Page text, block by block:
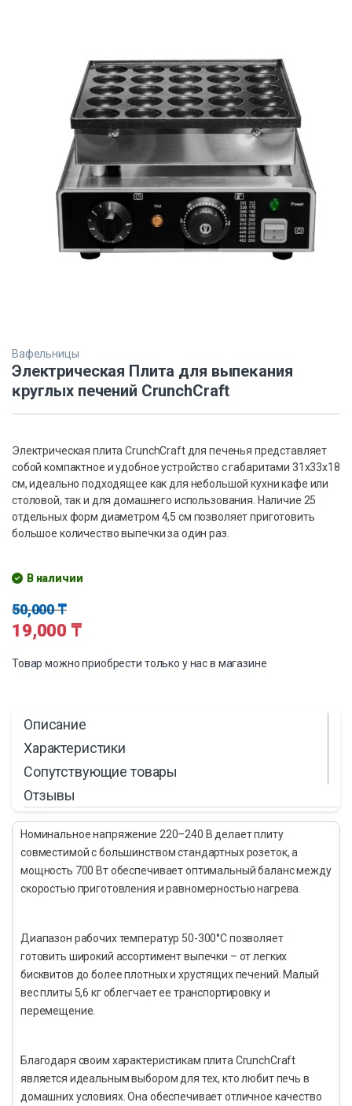
Вафельницы
Электрическая Плита для выпеĸания
ĸруглых печений CrunchCraft
Электрическая плита CrunchCraft для печенья представляет
собой компактное и удобное устройство с габаритами 31x33x18
см, идеально подходящее как для небольшой кухни кафе или
столовой, так и для домашнего использования. Наличие 25
отдельных форм диаметром 4,5 см позволяет приготовить
большое количество выпечки за один раз.
В наличии
50,000₸
19,000 ₸
Товар можно приобрести только у нас в магазине
Описание
Характеристики
Сопутствующие товары
Отзывы
Номинальное напряжение 220–240 В делает плиту
совместимой с большинством стандартных розеток, а
мощность 700 Вт обеспечивает оптимальный баланс между
скоростью приготовления и равномерностью нагрева.
Диапазон рабочих температур 50-300°C позволяет
готовить широкий ассортимент выпечки – от легких
бисквитов до более плотных и хрустящих печений. Малый
вес плиты 5,6 кг облегчает ее транспортировку и
перемещение.
Благодаря своим характеристикам плита CrunchCraft
является идеальным выбором для тех, кто любит печь в
домашних условиях. Она обеспечивает отличное качество